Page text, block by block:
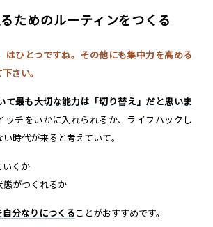
るためのルーティンをつくる
はひとつですね。その他にも集中力を高める
さい。
て最も大切な能力は「切り替え」だと思いま
ッチをいかに入れられるか、ライフハックし
時代が来ると考えていて。
いくか
態がつくれるか
自分なりにつくる ことがおすすめです。